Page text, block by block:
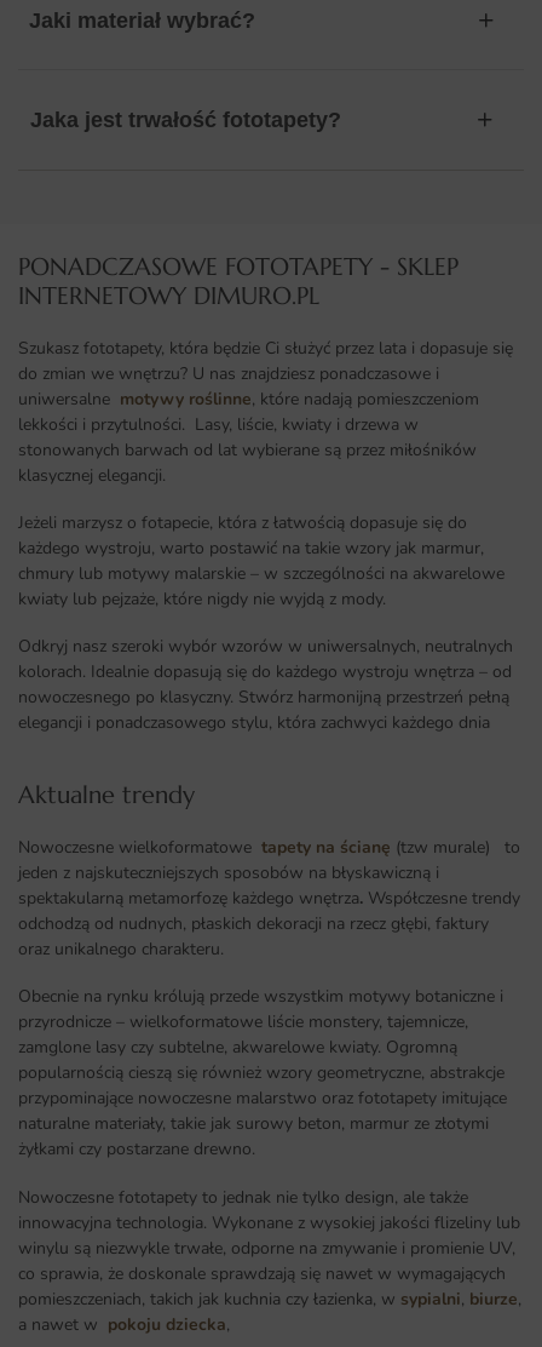
Jaki materiał wybrać?
Jaka jest trwałość fototapety?
PONADCZASOWE FOTOTAPETY - SKLEP
INTERNETOWY DIMURO.PL​
Szukasz fototapety, która będzie Ci służyć przez lata i dopasuje się
do zmian we wnętrzu? U nas znajdziesz ponadczasowe i
uniwersalne motywy roślinne, które nadają pomieszczeniom
lekkości i przytulności. Lasy, liście, kwiaty i drzewa w
stonowanych barwach od lat wybierane są przez miłośników
klasycznej elegancji.
Jeżeli marzysz o fotapecie, która z łatwością dopasuje się do
każdego wystroju, warto postawić na takie wzory jak marmur,
chmury lub motywy malarskie – w szczególności na akwarelowe
kwiaty lub pejzaże, które nigdy nie wyjdą z mody.
Odkryj nasz szeroki wybór wzorów w uniwersalnych, neutralnych
kolorach. Idealnie dopasują się do każdego wystroju wnętrza – od
nowoczesnego po klasyczny. Stwórz harmonijną przestrzeń pełną
elegancji i ponadczasowego stylu, która zachwyci każdego dnia
Aktualne trendy​
Nowoczesne wielkoformatowe tapety na ścianę (tzw murale) to
jeden z najskuteczniejszych sposobów na błyskawiczną i
spektakularną metamorfozę każdego wnętrza. Współczesne trendy
odchodzą od nudnych, płaskich dekoracji na rzecz głębi, faktury
oraz unikalnego charakteru.
Obecnie na rynku królują przede wszystkim motywy botaniczne i
przyrodnicze – wielkoformatowe liście monstery, tajemnicze,
zamglone lasy czy subtelne, akwarelowe kwiaty. Ogromną
popularnością cieszą się również wzory geometryczne, abstrakcje
przypominające nowoczesne malarstwo oraz fototapety imitujące
naturalne materiały, takie jak surowy beton, marmur ze złotymi
żyłkami czy postarzane drewno.
Nowoczesne fototapety to jednak nie tylko design, ale także
innowacyjna technologia. Wykonane z wysokiej jakości flizeliny lub
winylu są niezwykle trwałe, odporne na zmywanie i promienie UV,
co sprawia, że doskonale sprawdzają się nawet w wymagających
pomieszczeniach, takich jak kuchnia czy łazienka, w sypialni, biurze,
a nawet w pokoju dziecka,